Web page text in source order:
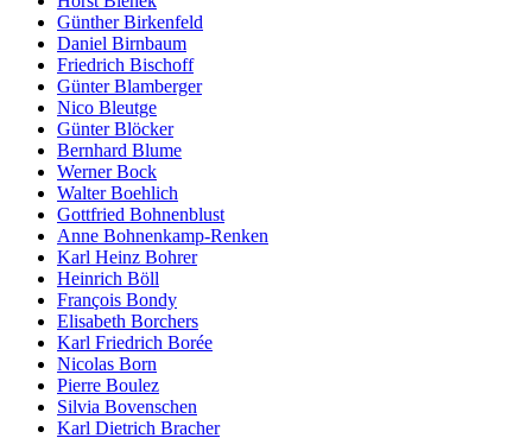
Günther Birkenfeld
Daniel Birnbaum
Friedrich Bischoff
Günter Blamberger
Nico Bleutge
Günter Blöcker
Bernhard Blume
Werner Bock
Walter Boehlich
Gottfried Bohnenblust
Anne Bohnenkamp-Renken
Karl Heinz Bohrer
Heinrich Böll
François Bondy
Elisabeth Borchers
Karl Friedrich Borée
Nicolas Born
Pierre Boulez
Silvia Bovenschen
Karl Dietrich Bracher